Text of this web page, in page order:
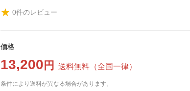
0件のレビュー
価格
13,200 円 送料無料 （全国一律）
条件により送料が異なる場合があります。